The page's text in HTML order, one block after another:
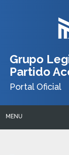
Grupo
Partido
Portal Oficial
MENU